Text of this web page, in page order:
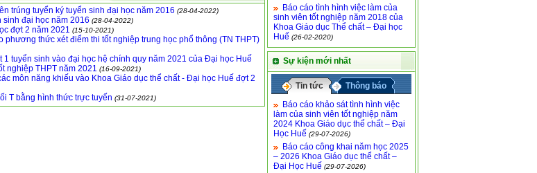
trúng tuyển ký tuyển sinh đại học năm 2016 (28-04-2022)
sinh đại học năm 2016 (28-04-2022)
đợt 2 năm 2021 (15-10-2021)
phương thức xét điểm thi tốt nghiệp trung học phổ thông (TN THPT)
1 tuyển sinh vào đại học hệ chính quy năm 2021 của Đại học Huế
nghiệp THPT năm 2021 (16-09-2021)
môn năng khiếu vào Khoa Giáo dục thể chất - Đại học Huế đợt 2
T bằng hình thức trực tuyến (31-07-2021)
Báo cáo tình hình việc làm của
sinh viên tốt nghiệp năm 2018 của
Khoa Giáo dục Thể chất – Đại học
Huế (26-02-2020)
Sự kiện mới nhất
Tin tức
Thông báo
Báo cáo khảo sát tình hình việc
làm của sinh viên tốt nghiệp năm
2024 Khoa Giáo dục thể chất – Đại
Học Huế (29-07-2026)
Báo cáo công khai năm học 2025
– 2026 Khoa Giáo dục thể chất –
Đại Học Huế (29-07-2026)